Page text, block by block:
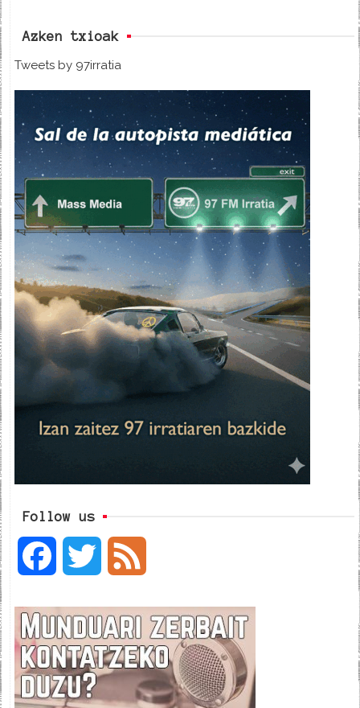
Azken txioak
Tweets by 97irratia
Follow us
c
e
i
t
e
d